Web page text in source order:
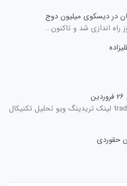
در دیسکوی میلیون دوج
اندازی شد و تاکنون...
tradingview.com/u/halakoei لینک تریدینگ ویو تحلیل تکنیکال
حقوردی